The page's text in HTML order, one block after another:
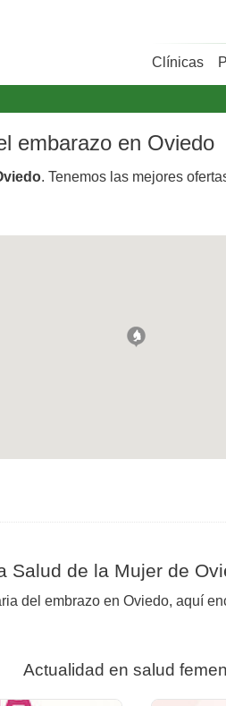
Clínicas
embarazo en Oviedo
. Tenemos las mejores
Salud de la Mujer de
del embrazo en Oviedo, aquí
Actualidad en salud